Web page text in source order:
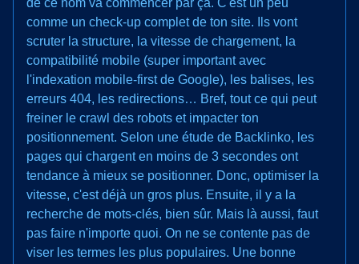
de ce nom va commencer par ça. C'est un peu
comme un check-up complet de ton site. Ils vont
scruter la structure, la vitesse de chargement, la
compatibilité mobile (super important avec
l'indexation mobile-first de Google), les balises, les
erreurs 404, les redirections… Bref, tout ce qui peut
freiner le crawl des robots et impacter ton
positionnement. Selon une étude de Backlinko, les
pages qui chargent en moins de 3 secondes ont
tendance à mieux se positionner. Donc, optimiser la
vitesse, c'est déjà un gros plus. Ensuite, il y a la
recherche de mots-clés, bien sûr. Mais là aussi, faut
pas faire n'importe quoi. On ne se contente pas de
viser les termes les plus populaires. Une bonne